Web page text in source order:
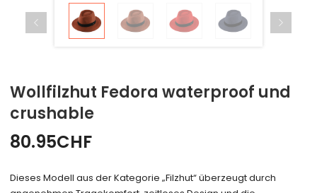
Wollfilzhut Fedora waterproof und
crushable
80.95CHF
Dieses Modell aus der Kategorie „Filzhut“ überzeugt durch